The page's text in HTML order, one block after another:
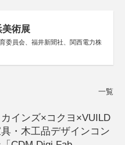
美術展
委員会、福井新聞社、関西電力株
一覧
カインズ×コクヨ×VUILD
・木工品デザインコン